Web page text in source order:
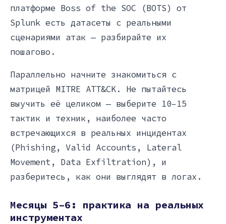
платформе Boss of the SOC (BOTS) от
Splunk есть датасеты с реальными
сценариями атак — разбирайте их
пошагово.
Параллельно начните знакомиться с
матрицей MITRE ATT&CK. Не пытайтесь
выучить её целиком — выберите 10–15
тактик и техник, наиболее часто
встречающихся в реальных инцидентах
(Phishing, Valid Accounts, Lateral
Movement, Data Exfiltration), и
разберитесь, как они выглядят в логах.
Месяцы 5–6: практика на реальных
инструментах